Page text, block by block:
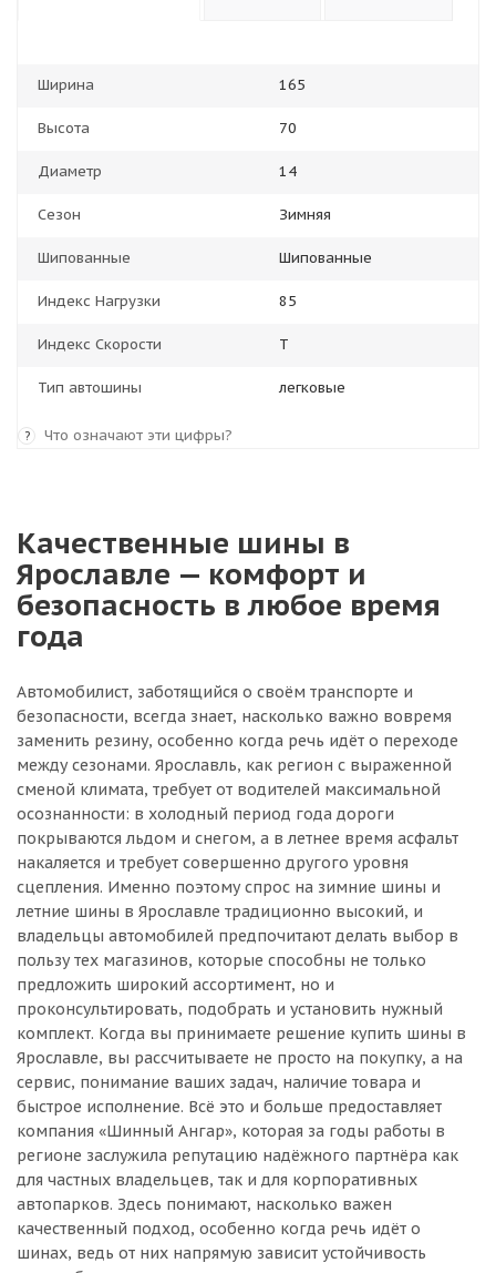
Ширина 165
Высота 70
Диаметр 14
Сезон Зимняя
Шипованные Шипованные
Индекс Нагрузки 85
Индекс Скорости T
Тип автошины легковые
? Что означают эти цифры?
Качественные шины в
Ярославле — комфорт и
безопасность в любое время
года
Автомобилист, заботящийся о своём транспорте и
безопасности, всегда знает, насколько важно вовремя
заменить резину, особенно когда речь идёт о переходе
между сезонами. Ярославль, как регион с выраженной
сменой климата, требует от водителей максимальной
осознанности: в холодный период года дороги
покрываются льдом и снегом, а в летнее время асфальт
накаляется и требует совершенно другого уровня
сцепления. Именно поэтому спрос на зимние шины и
летние шины в Ярославле традиционно высокий, и
владельцы автомобилей предпочитают делать выбор в
пользу тех магазинов, которые способны не только
предложить широкий ассортимент, но и
проконсультировать, подобрать и установить нужный
комплект. Когда вы принимаете решение купить шины в
Ярославле, вы рассчитываете не просто на покупку, а на
сервис, понимание ваших задач, наличие товара и
быстрое исполнение. Всё это и больше предоставляет
компания «Шинный Ангар», которая за годы работы в
регионе заслужила репутацию надёжного партнёра как
для частных владельцев, так и для корпоративных
автопарков. Здесь понимают, насколько важен
качественный подход, особенно когда речь идёт о
шинах, ведь от них напрямую зависит устойчивость